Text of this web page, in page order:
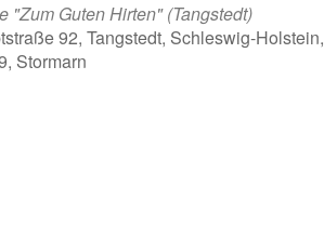
"Zum Guten Hirten" (Tangstedt)
92, Tangstedt, Schleswig-Holstein,
Stormarn